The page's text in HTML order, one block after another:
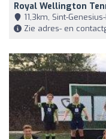
Royal Wellington
11,3km, Sint-
Zie adres- en